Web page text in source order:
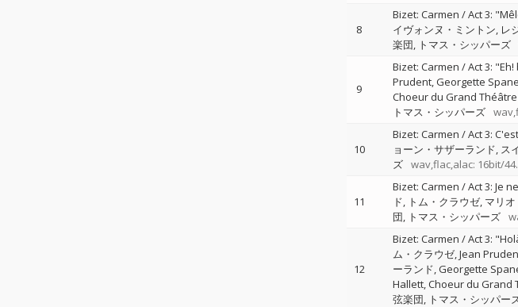
8
Bizet: Carmen / Act 3:
イヴォンヌ・ミントン レ
楽団
トマス・シッパーズ
9
Bizet: Carmen / Act 3: "Eh!
Prudent Georgette
Choeur du Grand
トマス・シッパーズ
10
Bizet: Carmen / Act 3:
ョーン・サザーランド ス
ズ wav,flac,alac: 16bit/
11
Bizet: Carmen / Act 3: Je
ド
トム・クラウゼ マリ
団
トマス・シッパーズ
12
Bizet: Carmen / Act 3:
ム・クラウゼ Jean
ーランド Georgette
Hallett Choeur du Grand
弦楽団
トマス・シッパー